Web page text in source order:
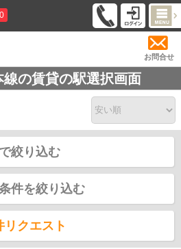
0
お問合せ
の賃貸の駅選択画面
絞り込む
件を絞り込む
リクエスト